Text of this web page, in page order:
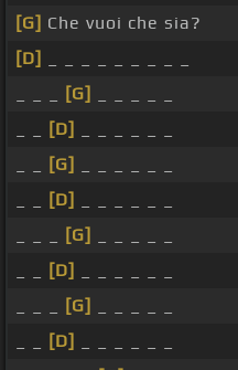
[G] Che vuoi che sia?
[D]
[G]
[D]
[G]
[D]
[G]
[D]
[G]
[D]